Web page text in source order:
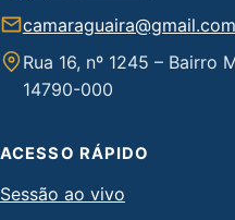
camaraguaira@gmail.com
Rua 16, nº 1245 – Bairro
14790-000
ACESSO RÁPIDO
Sessão ao vivo